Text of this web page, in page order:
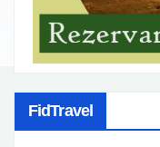
FidTravel